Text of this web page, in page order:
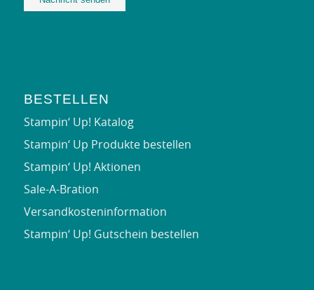
BESTELLEN
Stampin‘ Up! Katalog
Stampin‘ Up Produkte bestellen
Stampin‘ Up! Aktionen
Sale-A-Bration
Versandkosteninformation
Stampin‘ Up! Gutschein bestellen